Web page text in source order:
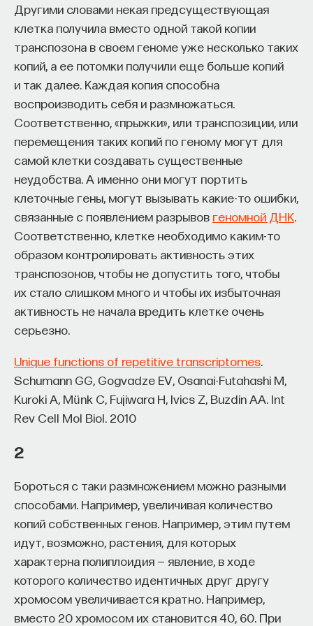
Другими словами некая предсуществующая
клетка получила вместо одной такой копии
транспозона в своем геноме уже несколько таких
копий, а ее потомки получили еще больше копий
и так далее. Каждая копия способна
воспроизводить себя и размножаться.
Соответственно, «прыжки», или транспозиции, или
перемещения таких копий по геному могут для
самой клетки создавать существенные
неудобства. А именно они могут портить
клеточные гены, могут вызывать какие-то ошибки,
связанные с появлением разрывов геномной ДНК
Соответственно, клетке необходимо каким-то
образом контролировать активность этих
транспозонов, чтобы не допустить того, чтобы
их стало слишком много и чтобы их избыточная
активность не начала вредить клетке очень
серьезно.
Unique functions of repetitive transcriptomes
Schumann GG, Gogvadze EV, Osanai-Futahashi M,
Kuroki A, Münk C, Fujiwara H, Ivics Z, Buzdin AA. Int
Rev Cell Mol Biol. 2010
2
Бороться с таки размножением можно разными
способами. Например, увеличивая количество
копий собственных генов. Например, этим путем
идут, возможно, растения, для которых
характерна полиплоидия — явление, в ходе
которого количество идентичных друг другу
хромосом увеличивается кратно. Например,
вместо 20 хромосом их становится 40, 60. При
Основатель ПостНауки Ивар Максутов запускает
проект Naukka Talents.
Это глобальная экосистема для поиска и найма
STEM-специалистов (Science, Technology,
Engineering, Mathematics) в самые амбициозные
вы занимаетесь биоинформатикой, молекулярной
биологией, ИИ или другими наукоемкими
дисциплинами, проект поможет вам найти место
в командах, меняющих индустрию.
Как стать участником:
Заполнить анкету кандидата
Посмотреть текущие вакансии
Образование работает дольше,
чем кажется
«Тема кажется простой: мы определяем цели,
движемся к ним — и дальше все должно
работать. Но в реальности с целеполаганием все
намного сложнее. Проблема не только
во временном разрыве, когда результат должен
эффект образования не раскрывается в тот
тогда все только начинается. Дальше человек
адаптируется и еще много лет пользуется тем,
что получил в университете. Если задуматься, как
долго он опирается на свое первое образование,
речь идет не о нескольких годах,
а о десятилетиях».
У университета четыре цели